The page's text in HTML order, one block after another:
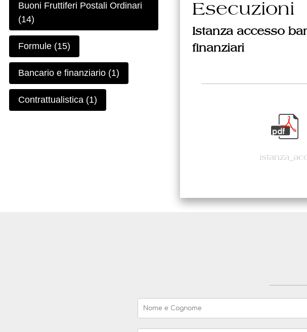
Buoni Fruttiferi Postali Ordinari
(14)
Formule (15)
Bancario e finanziario (1)
Contrattualistica (1)
Esecuzioni
Istanza accesso
finanziari